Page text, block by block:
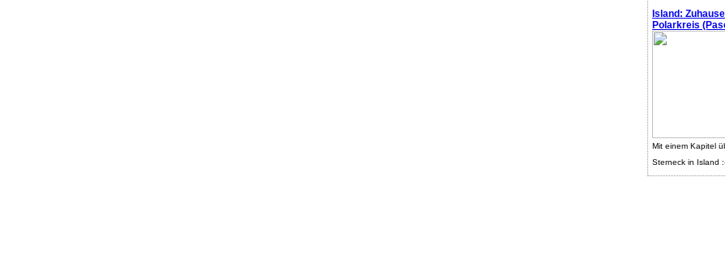
Island:
Polarkreis
Mit einem Kapitel
Sterneck in Island